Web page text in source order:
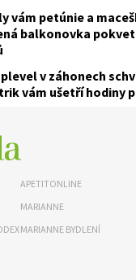
vám petúnie a
balkonovka
v záhonech
vám ušetří hodiny
APETITONLINE
MARIANNE
MARIANNE BYDLENÍ